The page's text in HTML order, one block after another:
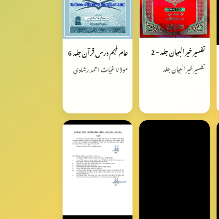
تفسیر خیر البیان جلد - 2
تفسیر خیر البیان جلد
عام فہم درس قرآن جلد 6
مولانا غیاث احمد رشادی